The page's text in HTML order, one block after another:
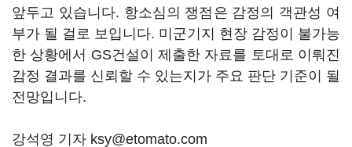
앞두고 있습니다. 항소심의 쟁점은 감정의 객관성 여
부가 될 걸로 보입니다. 미군기지 현장 감정이 불가능
한 상황에서 GS건설이 제출한 자료를 토대로 이뤄진
감정 결과를 신뢰할 수 있는지가 주요 판단 기준이 될
전망입니다.
강석영 기자 ksy@etomato.com